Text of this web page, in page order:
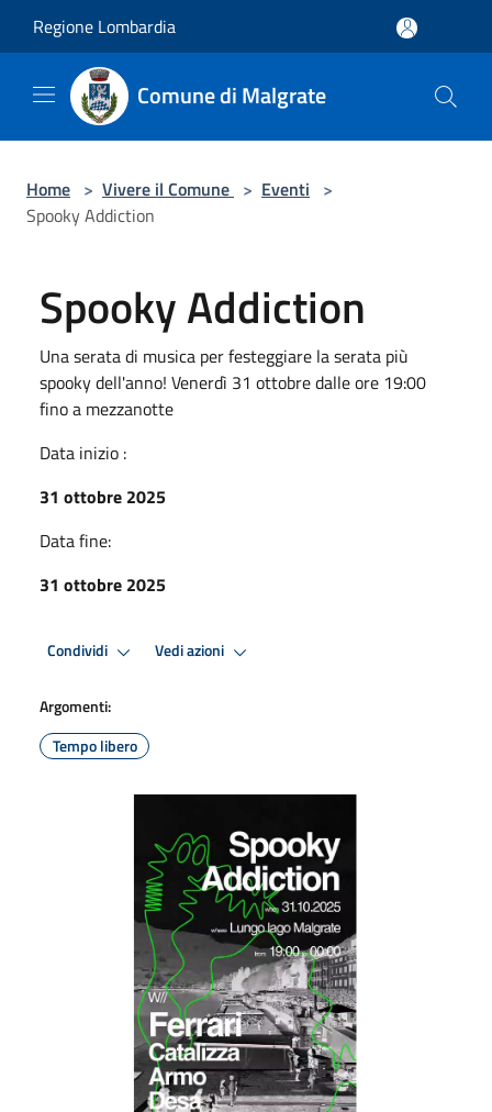
Regione Lombardia
Comune di Malgrate
Home > Vivere il Comune > Eventi >
Spooky Addiction
Spooky Addiction
Una serata di musica per festeggiare la serata più
spooky dell'anno! Venerdì 31 ottobre dalle ore 19:00
fino a mezzanotte
Data inizio :
31 ottobre 2025
Data fine:
31 ottobre 2025
Condividi Vedi azioni
Argomenti:
Tempo libero